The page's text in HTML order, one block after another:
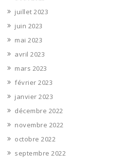
juillet 2023
juin 2023
mai 2023
avril 2023
mars 2023
février 2023
janvier 2023
décembre 2022
novembre 2022
octobre 2022
septembre 2022